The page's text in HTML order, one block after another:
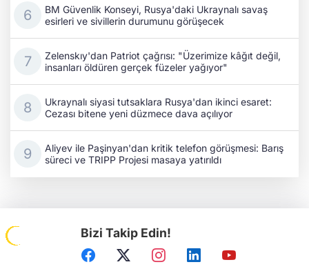
BM Güvenlik Konseyi, Rusya'daki Ukraynalı savaş
esirleri ve sivillerin durumunu görüşecek
Zelenskıy'dan Patriot çağrısı: "Üzerimize kâğıt değil,
insanları öldüren gerçek füzeler yağıyor"
Ukraynalı siyasi tutsaklara Rusya'dan ikinci esaret:
Cezası bitene yeni düzmece dava açılıyor
Aliyev ile Paşinyan'dan kritik telefon görüşmesi: Barış
süreci ve TRIPP Projesi masaya yatırıldı
Bizi Takip Edin!